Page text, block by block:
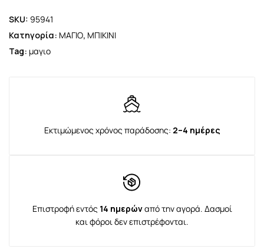
SKU: 95941
Κατηγορία: ΜΑΓΙΟ, ΜΠΙΚΙΝΙ
Tag: μαγιο
Εκτιμώμενος χρόνος παράδοσης: 2–4 ημέρες
Επιστροφή εντός 14 ημερώναπό την αγορά. Δασμοί
και φόροι δεν επιστρέφονται.